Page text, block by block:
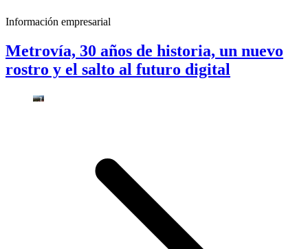
Información empresarial
Metrovía, 30 años de historia, un nuevo
rostro y el salto al futuro digital